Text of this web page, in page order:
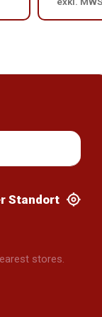
Standort
stores.